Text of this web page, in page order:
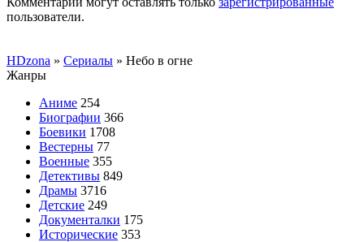
пользователи.
HDzona » Сериалы » Небо в огне
Жанры
Аниме 254
Биографии 366
Боевики 1708
Вестерны 77
Военные 355
Детективы 849
Драмы 3716
Детские 249
Документалки 175
Исторические 353